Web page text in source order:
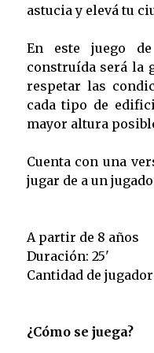
astucia y elevá tu
En este juego
construída será la
respetar las
cada tipo de
mayor altura
Cuenta con una
jugar de a un
A partir de 8 años
Duración: 25'
Cantidad de
¿Cómo se juega?